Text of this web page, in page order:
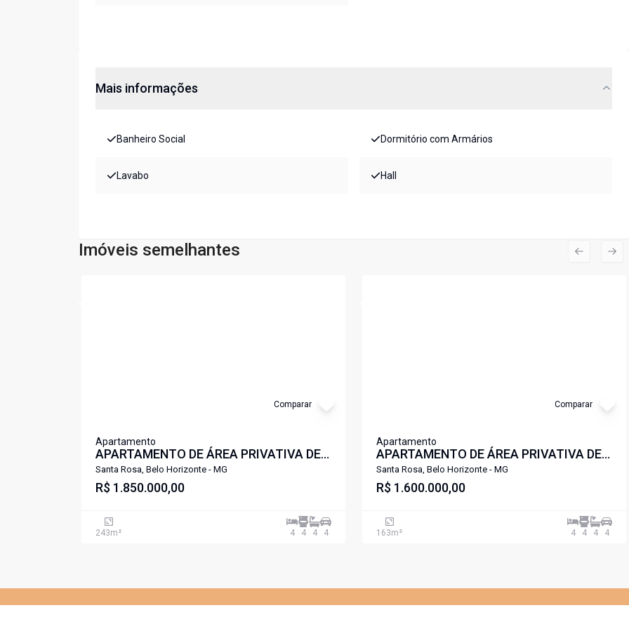
Mais informações
Banheiro Social Dormitório com Armários
Lavabo Hall
Imóveis semelhantes
Comparar
Apartamento
APARTAMENTO DE ÁREA PRIVATIVA DE
ALTO LUXO 04 QUARTOS 04 VAGAS
PAMPULHA .
Santa Rosa, Belo Horizonte - MG
R$ 1.850.000,00
243m² 4 4 4 4
Comparar
Apartamento
APARTAMENTO DE ÁREA PRIVATIVA DE
ALTO LUXO 04 QUARTOS 04 VAGAS
PAMPULHA .
Santa Rosa, Belo Horizonte - MG
R$ 1.600.000,00
163m² 4 4 4 4
Previous